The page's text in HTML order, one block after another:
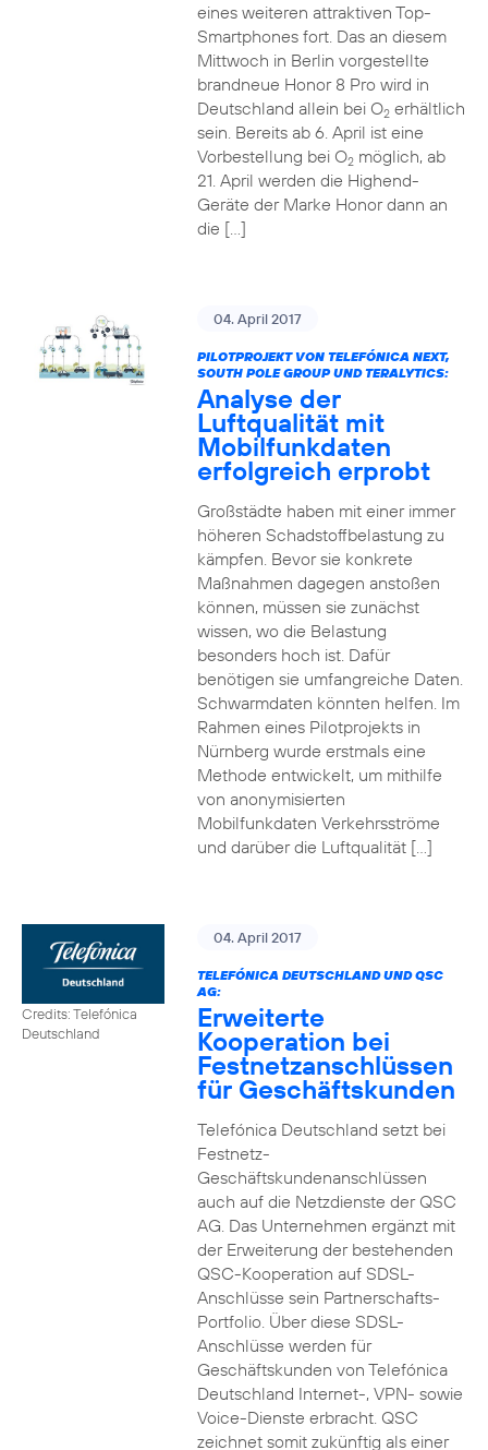
eines weiteren attraktiven Top-
Smartphones fort. Das an diesem
Mittwoch in Berlin vorgestellte
brandneue Honor 8 Pro wird in
Deutschland allein bei O2erhältlich
sein. Bereits ab 6. April ist eine
Vorbestellung bei O2möglich, ab
21. April werden die Highend-
Geräte der Marke Honor dann an
die […]
04. April 2017
PILOTPROJEKT VON TELEFÓNICA NEXT,
SOUTH POLE GROUP UND TERALYTICS:
Analyse der
Luftqualität mit
Mobilfunkdaten
erfolgreich erprobt
Großstädte haben mit einer immer
höheren Schadstoffbelastung zu
kämpfen. Bevor sie konkrete
Maßnahmen dagegen anstoßen
können, müssen sie zunächst
wissen, wo die Belastung
besonders hoch ist. Dafür
benötigen sie umfangreiche Daten.
Schwarmdaten könnten helfen. Im
Rahmen eines Pilotprojekts in
Nürnberg wurde erstmals eine
Methode entwickelt, um mithilfe
von anonymisierten
Mobilfunkdaten Verkehrsströme
und darüber die Luftqualität […]
Credits: Telefónica
Deutschland
04. April 2017
TELEFÓNICA DEUTSCHLAND UND QSC
AG:
Erweiterte
Kooperation bei
Festnetzanschlüssen
für Geschäftskunden
Telefónica Deutschland setzt bei
Festnetz-
Geschäftskundenanschlüssen
auch auf die Netzdienste der QSC
AG. Das Unternehmen ergänzt mit
der Erweiterung der bestehenden
QSC-Kooperation auf SDSL-
Anschlüsse sein Partnerschafts-
Portfolio. Über diese SDSL-
Anschlüsse werden für
Geschäftskunden von Telefónica
Deutschland Internet-, VPN- sowie
Voice-Dienste erbracht. QSC
zeichnet somit zukünftig als einer